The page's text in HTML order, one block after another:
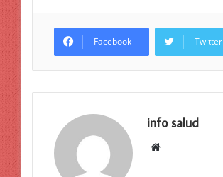
Facebook Twitter
info salud
Sitio